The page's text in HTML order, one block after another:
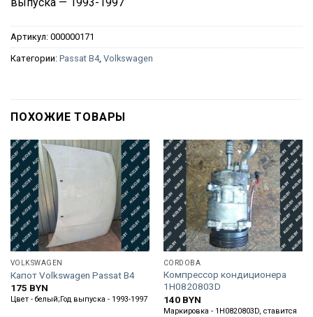
Артикул: 000000171
Категории: Passat B4, Volkswagen
ПОХОЖИЕ ТОВАРЫ
VOLKSWAGEN
Капот Volkswagen Passat B4
175 BYN
Цвет - белый;Год выпуска - 1993-1997
CORDOBA
Компрессор кондиционера
1H0820803D
140 BYN
Маркировка - 1H0820803D, ставится